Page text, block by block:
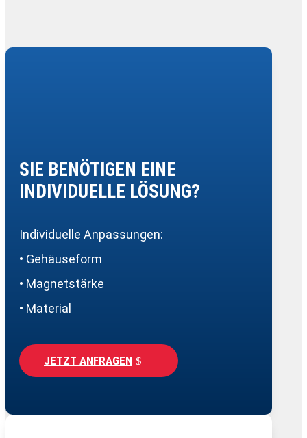
SIE BENÖTIGEN EINE
INDIVIDUELLE LÖSUNG?
Individuelle Anpassungen:
• Gehäuseform
• Magnetstärke
• Material
JETZT ANFRAGEN